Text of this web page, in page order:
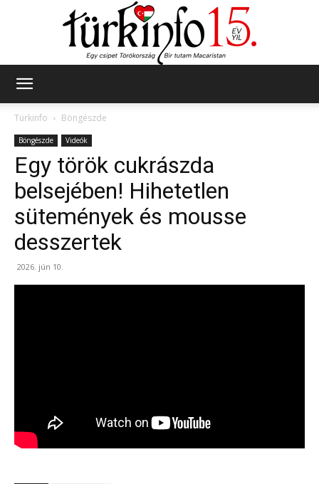
Türkinfo
Böngészde
Böngészde Videók
Egy török cukrászda
belsejében! Hihetetlen
sütemények és mousse
desszertek
2026. jún 10.